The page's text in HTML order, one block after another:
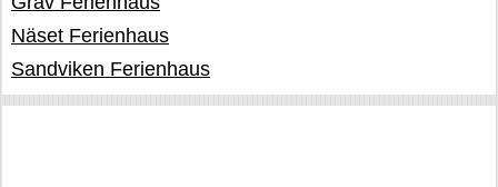
Näset Ferienhaus
Sandviken Ferienhaus